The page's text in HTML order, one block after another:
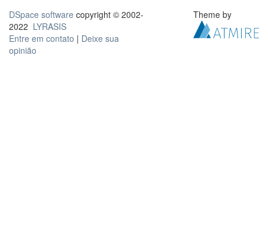
DSpace software copyright © 2002-
2022 LYRASIS
Entre em contato | Deixe sua
opinião
Theme by